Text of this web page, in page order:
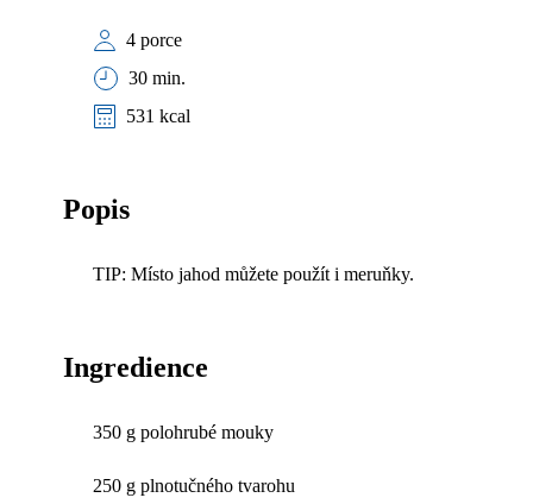
4 porce
30 min.
531 kcal
Popis
TIP: Místo jahod můžete použít i meruňky.
Ingredience
350 g polohrubé mouky
250 g plnotučného tvarohu